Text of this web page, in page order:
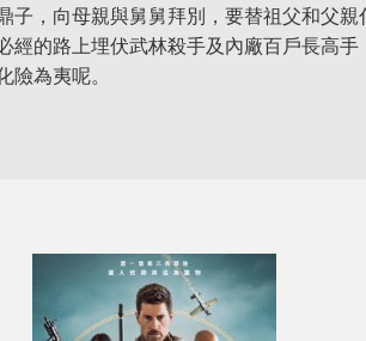
子，向母親與舅舅拜別，要替祖父和父
經的路上埋伏武林殺手及內廠百戶長高
為夷呢。